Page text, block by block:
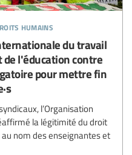
humains
du travail
l'éducation contre
pour mettre fin
l’Organisation
la légitimité du droit
nom des enseignantes et